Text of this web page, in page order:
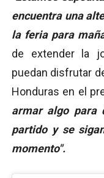
encuentra una
la feria para
de extender la
puedan disfrutar
Honduras en el
armar algo para
partido y se
momento".